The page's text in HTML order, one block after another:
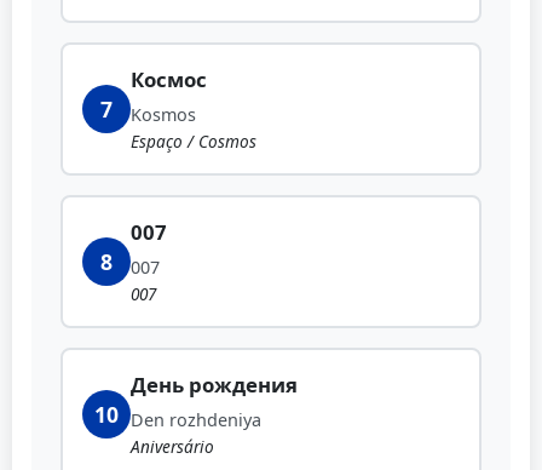
7
Космос
Kosmos
Espaço / Cosmos
8
007
007
007
10
День рождения
Den rozhdeniya
Aniversário